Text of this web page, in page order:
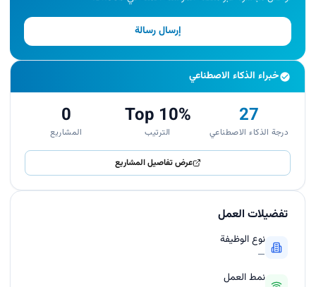
إرسال رسالة
خبراء الذكاء الاصطناعي
27
درجة الذكاء الاصطناعي
Top 10%
الترتيب
0
المشاريع
عرض تفاصيل المشاريع
تفضيلات العمل
نوع الوظيفة
—
نمط العمل